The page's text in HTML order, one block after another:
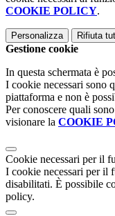
COOKIE POLICY.
Personalizza Rifiuta
Gestione cookie
In questa schermata è
I cookie necessari sono
piattaforma e non è
Per conoscere quali
visionare la COOKIE
Cookie necessari per il
I cookie necessari per il
disabilitati. È possibile
policy.